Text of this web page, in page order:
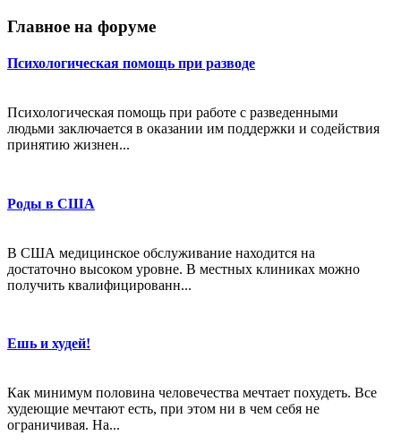
Главное на форуме
Психологическая помощь при разводе
Психологическая помощь при работе с разведенными
людьми заключается в оказании им поддержки и содействия
принятию жизнен...
Роды в США
В США медицинское обслуживание находится на
достаточно высоком уровне. В местных клиниках можно
получить квалифицированн...
Ешь и худей!
Как минимум половина человечества мечтает похудеть. Все
худеющие мечтают есть, при этом ни в чем себя не
ограничивая. На...